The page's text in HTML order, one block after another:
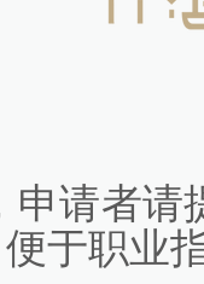
申请者请
于职业